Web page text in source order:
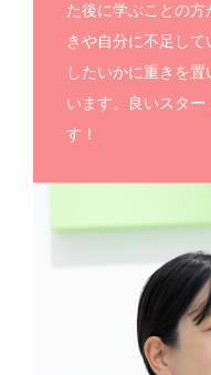
た後に学ぶことの
きや自分に不足し
したいかに重きを
います。良いスター
す！